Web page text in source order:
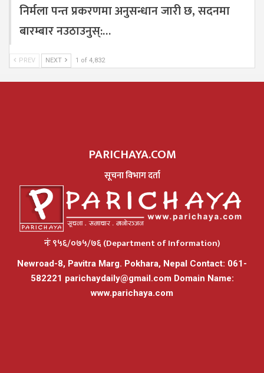
निर्मला पन्त प्रकरणमा अनुसन्धान जारी छ, सदनमा
बारम्बार नउठाउनुस्:…
PREV NEXT 1 of 4,832
PARICHAYA.COM
सूचना विभाग दर्ता
नंः ९५६/०७५/७६ (Department of Information)
Newroad-8, Pavitra Marg. Pokhara, Nepal Contact: 061-
582221 parichaydaily@gmail.comDomain Name:
www.parichaya.com